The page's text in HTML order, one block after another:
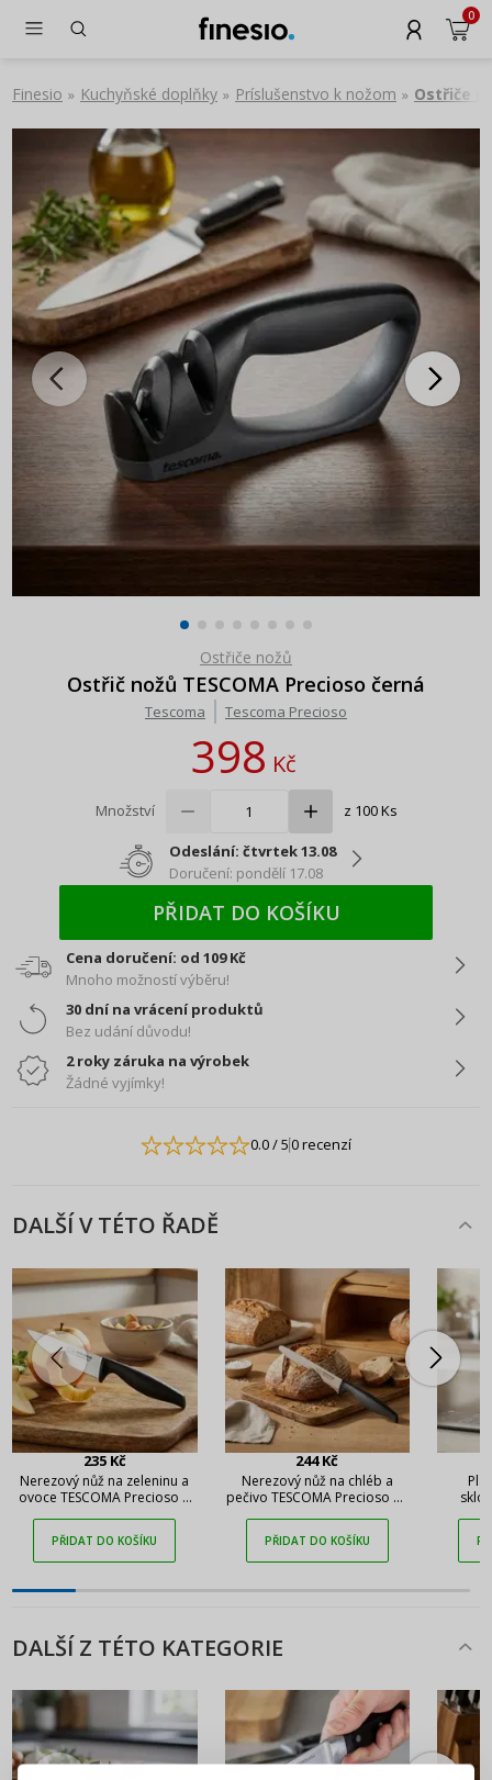
0
Finesio » Kuchyňské doplňky » Príslušenstvo k nožom » Ostřiče
Ostřiče nožů
Ostřič nožů TESCOMA Precioso černá
Tescoma Tescoma Precioso
398Kč
Množství z 100 Ks
Odeslání: čtvrtek 13.08
Doručení: pondělí 17.08
PŘIDAT DO KOŠÍKU
Cena doručení: od 109 Kč
Mnoho možností výběru!
30 dní na vrácení produktů
Bez udání důvodu!
2 roky záruka na výrobek
Žádné vyjímky!
0.0/ 50 recenzí
DALŠÍ V TÉTO ŘADĚ
235 Kč
Nerezový nůž na zeleninu a
ovoce TESCOMA Precioso 9
PŘIDAT DO KOŠÍKU
244 Kč
Nerezový nůž na chléb a
pečivo TESCOMA Precioso 12
PŘIDAT DO KOŠÍKU
DALŠÍ Z TÉTO KATEGORIE
PŘIHLÁŠENÍ REGISTRACE